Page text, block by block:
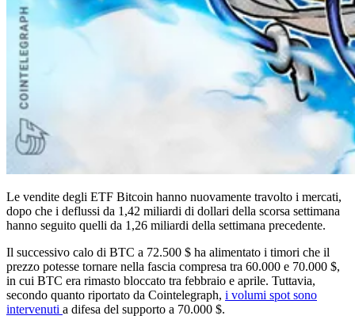
Le vendite degli ETF Bitcoin hanno nuovamente travolto i mercati,
dopo che i deflussi da 1,42 miliardi di dollari della scorsa settimana
hanno seguito quelli da 1,26 miliardi della settimana precedente.
Il successivo calo di BTC a 72.500 $ ha alimentato i timori che il
prezzo potesse tornare nella fascia compresa tra 60.000 e 70.000 $,
in cui BTC era rimasto bloccato tra febbraio e aprile. Tuttavia,
secondo quanto riportato da Cointelegraph, i volumi spot sono
intervenuti a difesa del supporto a 70.000 $.